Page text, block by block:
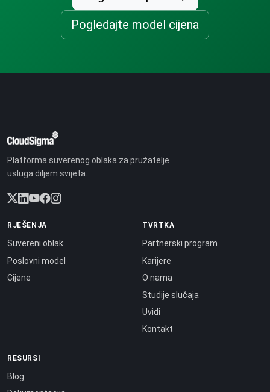
Pogledajte model cijena
Platforma suverenog oblaka za pružatelje
usluga diljem svijeta.
RJEŠENJA
Suvereni oblak
Poslovni model
Cijene
TVRTKA
Partnerski program
Karijere
O nama
Studije slučaja
Uvidi
Kontakt
RESURSI
Blog